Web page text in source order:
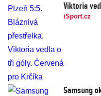
Viktoria
iSport.cz
Samsung